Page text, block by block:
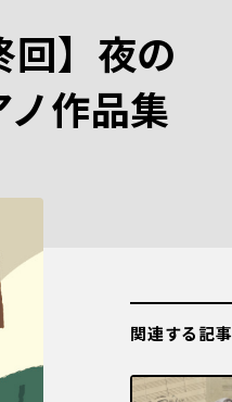
回】夜の
作品集
関連する記事